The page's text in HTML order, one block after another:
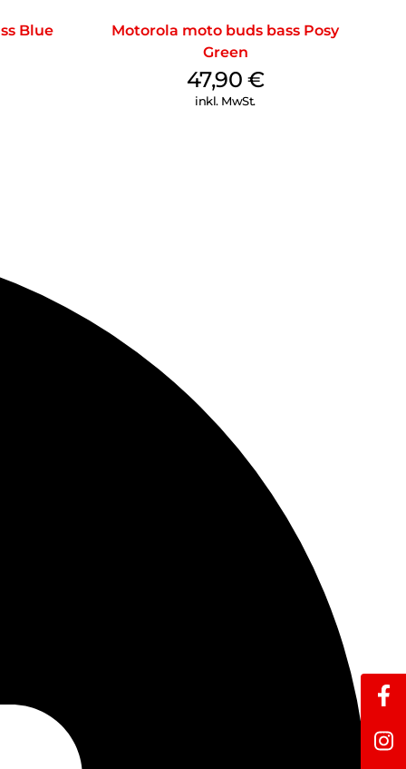
Blue
Motorola moto buds bass Posy
Green
47,90 €
inkl. MwSt.